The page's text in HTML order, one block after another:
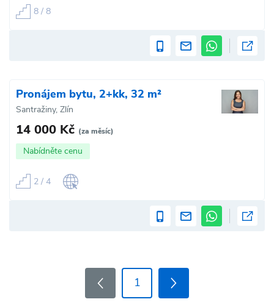
8 / 8
Pronájem bytu, 2+kk, 32 m²
Santražiny, Zlín
14 000 Kč (za měsíc)
Nabídněte cenu
2 / 4
1